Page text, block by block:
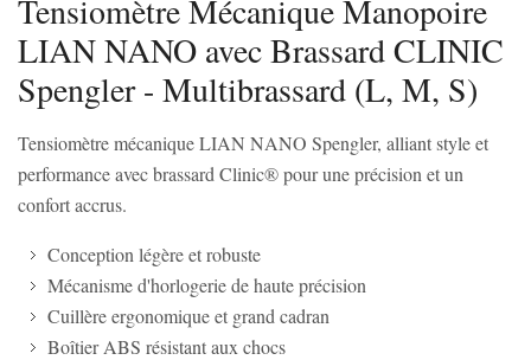
Tensiomètre Mécanique Manopoire
LIAN NANO avec Brassard CLINIC
Spengler - Multibrassard (L, M, S)
Tensiomètre mécanique LIAN NANO Spengler, alliant style et
performance avec brassard Clinic® pour une précision et un
confort accrus.
Conception légère et robuste
Mécanisme d'horlogerie de haute précision
Cuillère ergonomique et grand cadran
Boîtier ABS résistant aux chocs